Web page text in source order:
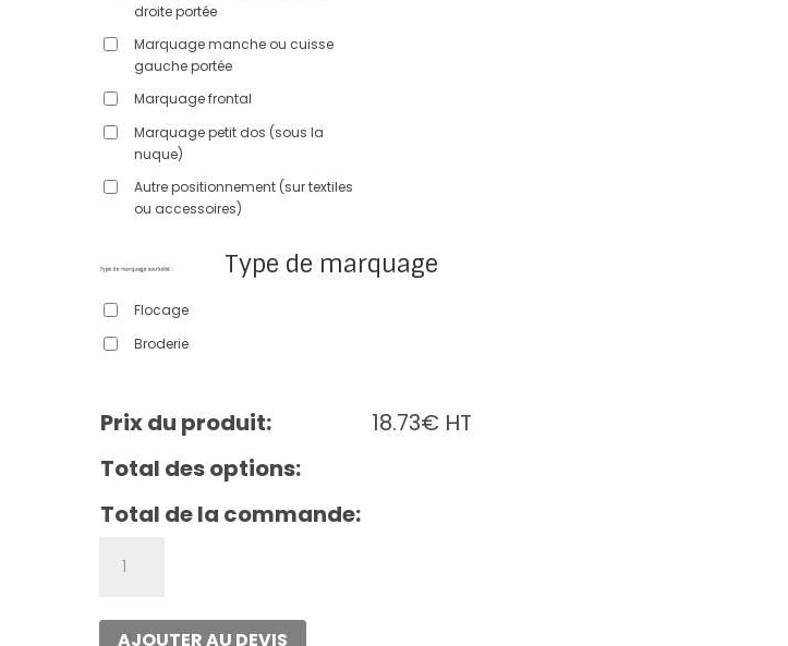
droite portée
Marquage manche ou cuisse
gauche portée
Marquage frontal
Marquage petit dos (sous la
nuque)
Autre positionnement (sur textiles
ou accessoires)
Type de marquage
Flocage
Broderie
Prix du produit: 18.73€ HT
Total des options:
Total de la commande:
shirt
AJOUTER AU DEVIS